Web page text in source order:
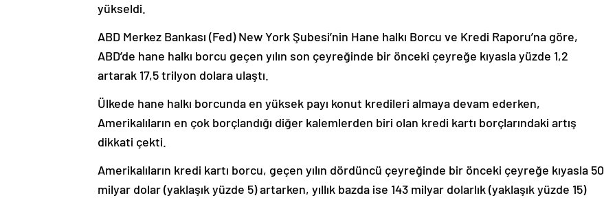
yükseldi.
ABD Merkez Bankası (Fed) New York Şubesi’nin Hane halkı Borcu ve Kredi Raporu’na göre,
ABD’de hane halkı borcu geçen yılın son çeyreğinde bir önceki çeyreğe kıyasla yüzde 1,2
artarak 17,5 trilyon dolara ulaştı.
Ülkede hane halkı borcunda en yüksek payı konut kredileri almaya devam ederken,
Amerikalıların en çok borçlandığı diğer kalemlerden biri olan kredi kartı borçlarındaki artış
dikkati çekti.
Amerikalıların kredi kartı borcu, geçen yılın dördüncü çeyreğinde bir önceki çeyreğe kıyasla 50
milyar dolar (yaklaşık yüzde 5) artarken, yıllık bazda ise 143 milyar dolarlık (yaklaşık yüzde 15)